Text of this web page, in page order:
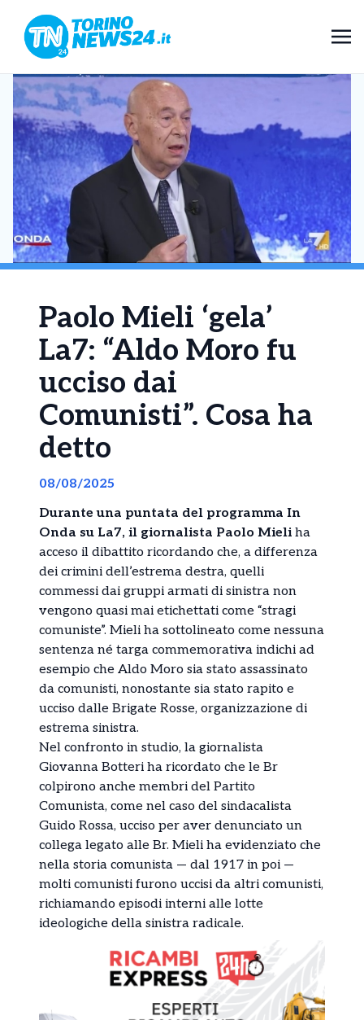
Paolo Mieli ‘gela’
La7: “Aldo Moro fu
ucciso dai
Comunisti”. Cosa ha
detto
08/08/2025
Durante una puntata del programma In
Onda su La7, il giornalista Paolo Mieli ha
acceso il dibattito ricordando che, a differenza
dei crimini dell’estrema destra, quelli
commessi dai gruppi armati di sinistra non
vengono quasi mai etichettati come “stragi
comuniste”. Mieli ha sottolineato come nessuna
sentenza né targa commemorativa indichi ad
esempio che Aldo Moro sia stato assassinato
da comunisti, nonostante sia stato rapito e
ucciso dalle Brigate Rosse, organizzazione di
estrema sinistra.
Nel confronto in studio, la giornalista
Giovanna Botteri ha ricordato che le Br
colpirono anche membri del Partito
Comunista, come nel caso del sindacalista
Guido Rossa, ucciso per aver denunciato un
collega legato alle Br. Mieli ha evidenziato che
nella storia comunista — dal 1917 in poi —
molti comunisti furono uccisi da altri comunisti,
richiamando episodi interni alle lotte
ideologiche della sinistra radicale.